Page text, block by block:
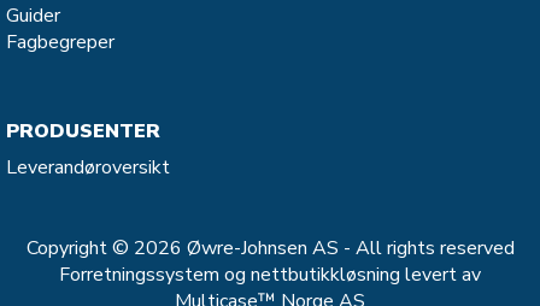
Guider
Fagbegreper
PRODUSENTER
Leverandøroversikt
Copyright © 2026 Øwre-Johnsen AS - All rights reserved
Forretningssystem og nettbutikkløsning levert av